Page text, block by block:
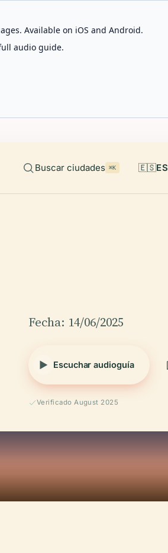
Available on iOS and Android.
audio guide.
Buscar ciudades ⌘K 🇪🇸ES
Fecha: 14/06/2025
Escuchar audioguía
Verificado August 2025